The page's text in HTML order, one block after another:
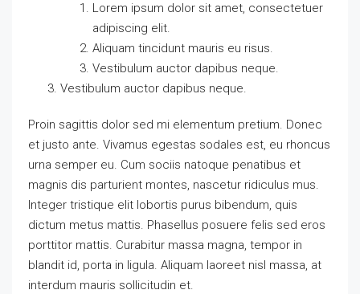
Lorem ipsum dolor sit amet, consectetuer
adipiscing elit.
Aliquam tincidunt mauris eu risus.
Vestibulum auctor dapibus neque.
Vestibulum auctor dapibus neque.
Proin sagittis dolor sed mi elementum pretium. Donec
et justo ante. Vivamus egestas sodales est, eu rhoncus
urna semper eu. Cum sociis natoque penatibus et
magnis dis parturient montes, nascetur ridiculus mus.
Integer tristique elit lobortis purus bibendum, quis
dictum metus mattis. Phasellus posuere felis sed eros
porttitor mattis. Curabitur massa magna, tempor in
blandit id, porta in ligula. Aliquam laoreet nisl massa, at
interdum mauris sollicitudin et.